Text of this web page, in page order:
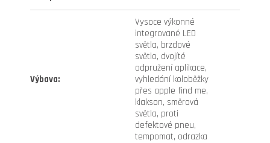
Výbava:
Vysoce výkonné
integrované LED
světla, brzdové
světlo, dvojíté
odpružení aplikace,
vyhledání koloběžky
přes apple find me,
klakson, směrová
světla, proti
defektové pneu,
tempomat, odrazka